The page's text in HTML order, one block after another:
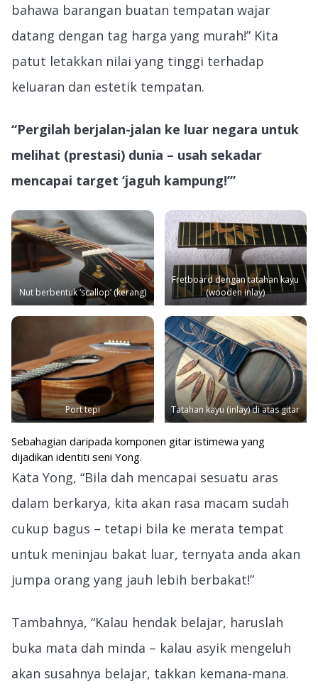
bahawa barangan buatan tempatan wajar
datang dengan tag harga yang murah!” Kita
patut letakkan nilai yang tinggi terhadap
keluaran dan estetik tempatan.
“Pergilah berjalan-jalan ke luar negara untuk
melihat (prestasi) dunia – usah sekadar
mencapai target ‘jaguh kampung!’”
Nut berbentuk ‘scallop’ (kerang)
Fretboard dengan tatahan kayu
(wooden inlay)
Port tepi Tatahan kayu (inlay) di atas gitar
Sebahagian daripada komponen gitar istimewa yang
dijadikan identiti seni Yong.
Kata Yong, “Bila dah mencapai sesuatu aras
dalam berkarya, kita akan rasa macam sudah
cukup bagus – tetapi bila ke merata tempat
untuk meninjau bakat luar, ternyata anda akan
jumpa orang yang jauh lebih berbakat!”
Tambahnya, “Kalau hendak belajar, haruslah
buka mata dah minda – kalau asyik mengeluh
akan susahnya belajar, takkan kemana-mana.